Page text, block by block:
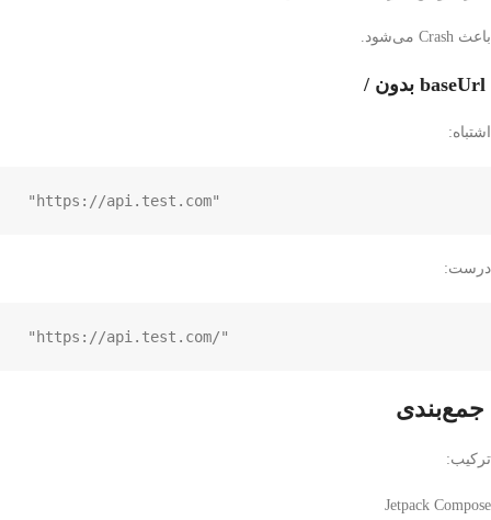
باعث Crash می‌شود.
اشتباه:
"https://api.test.com"
درست:
"https://api.test.com/"
جمع‌بندی
ترکیب:
Jetpack Compose